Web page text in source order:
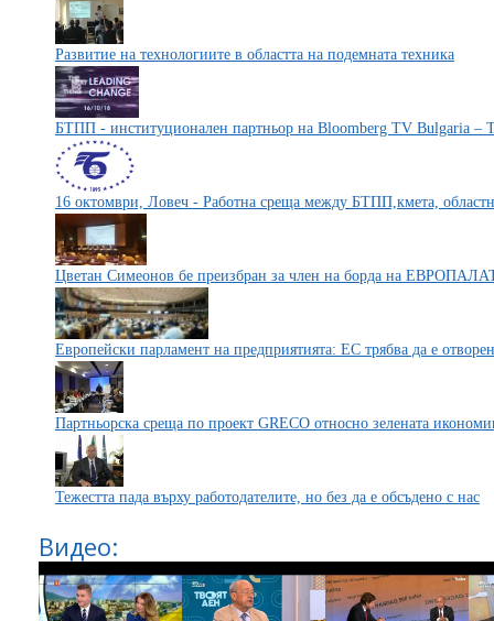
Развитие на технологиите в областта на подемната техника
БТПП - институционален партньор на Bloomberg TV Bulgaria –
16 октомври, Ловеч - Работна среща между БТПП,кмета,
Цветан Симеонов бе преизбран за член на борда на
Европейски парламент на предприятията: ЕС трябва да е
Партньорска среща по проект GRECO относно зелената
Тежестта пада върху работодателите, но без да е обсъдено с нас
Видео: